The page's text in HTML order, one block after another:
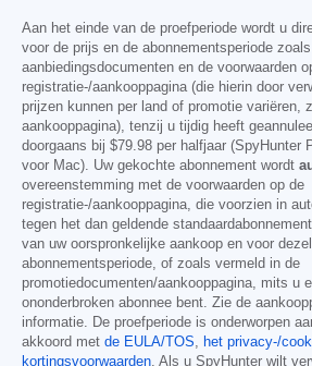
Aan het einde van de proefperiode wordt u
voor de prijs en de abonnementsperiode
aanbiedingsdocumenten en de voorwaarden
registratie-/aankooppagina (die hierin door
prijzen kunnen per land of promotie variëren,
aankooppagina), tenzij u tijdig heeft
doorgaans bij $79.98 per halfjaar (SpyHunter
voor Mac). Uw gekochte abonnement wordt
overeenstemming met de voorwaarden op de
registratie-/aankooppagina, die voorzien in
tegen het dan geldende
van uw oorspronkelijke aankoop en voor
abonnementsperiode, of zoals vermeld in de
promotiedocumenten/aankooppagina, mits u
ononderbroken abonnee bent. Zie de
informatie. De proefperiode is onderworpen
akkoord met de EULA/TOS, het privacy-/
kortingsvoorwaarden. Als u SpyHunter wilt